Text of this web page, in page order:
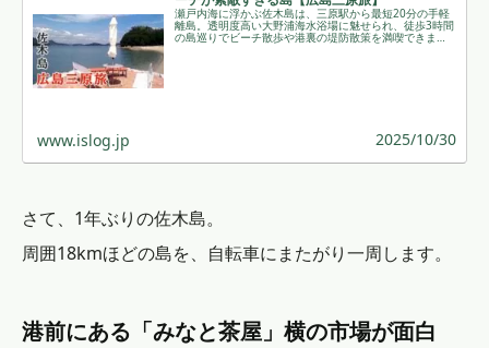
瀬戸内海に浮かぶ佐木島は、三原駅から最短20分の手軽
離島。透明度高い大野浦海水浴場に魅せられ、徒歩3時間
の島巡りでビーチ散歩や港裏の堤防散策を満喫できま
www.islog.jp 2025/10/30
さて、1年ぶりの佐木島。
周囲18kmほどの島を、自転車にまたがり一周します。
港前にある「みなと茶屋」横の市場が面白